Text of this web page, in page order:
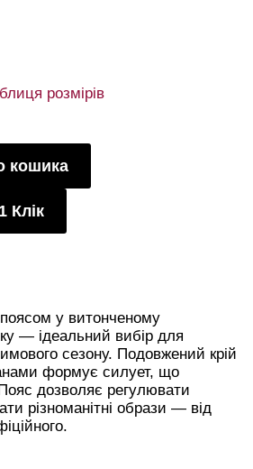
розмірів
кошика
Клік
у витонченому
— ідеальний вибір для
сезону. Подовжений крій
формує силует, що
дозволяє регулювати
різноманітні образи — від